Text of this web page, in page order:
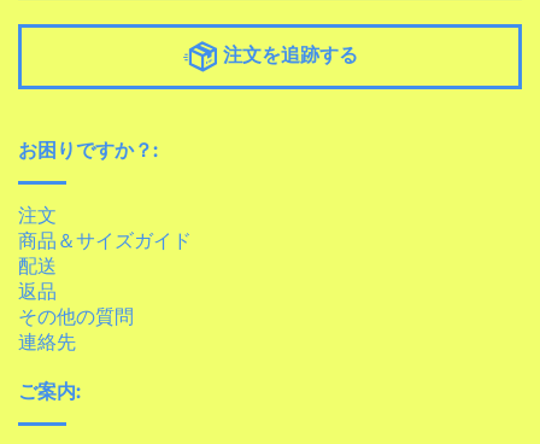
注文を追跡する
お困りですか？:
注文
商品＆サイズガイド
配送
返品
その他の質問
連絡先
ご案内: